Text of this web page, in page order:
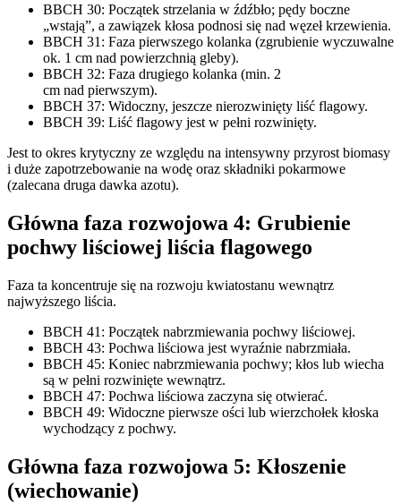
BBCH 30: Początek strzelania w źdźbło; pędy boczne
„wstają”, a zawiązek kłosa podnosi się nad węzeł krzewienia.
BBCH 31: Faza pierwszego kolanka (zgrubienie wyczuwalne
ok. 1 cm nad powierzchnią gleby).
BBCH 32: Faza drugiego kolanka (min. 2
cm nad pierwszym).
BBCH 37: Widoczny, jeszcze nierozwinięty liść flagowy.
BBCH 39: Liść flagowy jest w pełni rozwinięty.
Jest to okres krytyczny ze względu na intensywny przyrost biomasy
i duże zapotrzebowanie na wodę oraz składniki pokarmowe
(zalecana druga dawka azotu).
Główna faza rozwojowa 4: Grubienie
pochwy liściowej liścia flagowego
Faza ta koncentruje się na rozwoju kwiatostanu wewnątrz
najwyższego liścia.
BBCH 41: Początek nabrzmiewania pochwy liściowej.
BBCH 43: Pochwa liściowa jest wyraźnie nabrzmiała.
BBCH 45: Koniec nabrzmiewania pochwy; kłos lub wiecha
są w pełni rozwinięte wewnątrz.
BBCH 47: Pochwa liściowa zaczyna się otwierać.
BBCH 49: Widoczne pierwsze ości lub wierzchołek kłoska
wychodzący z pochwy.
Główna faza rozwojowa 5: Kłoszenie
(wiechowanie)